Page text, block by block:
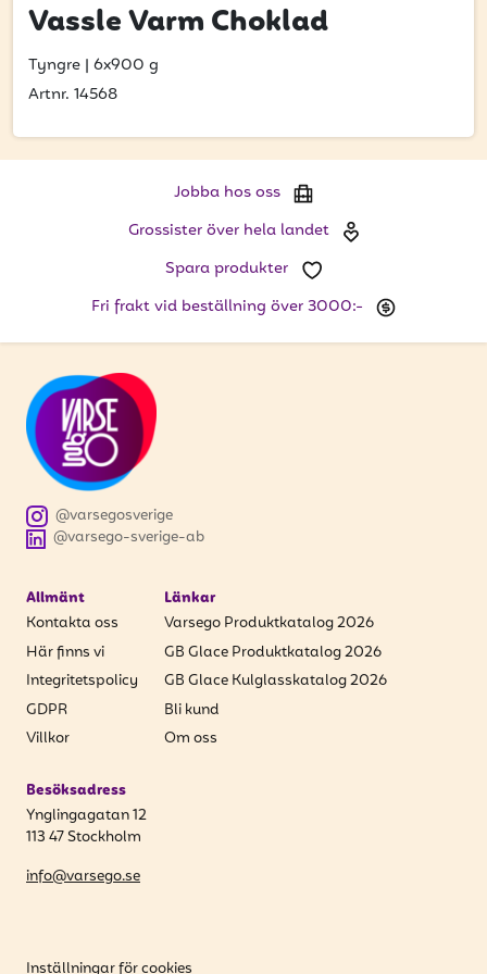
Hitta din grossist
Hållbarhet
Jobba hos oss
Event
Logga in
Vill du få erbjudanden och vara den första
att få uppdateringar kring kampanjer?
Ange din e-postadress nedan för att ta del av våra
nyheter och erbjudanden.
E-postadress
PRENUMERERA
Vassle Varm Choklad
Tyngre | 6x900 g
Artnr. 14568
Jobba hos oss
Grossister över hela landet
Spara produkter
Fri frakt vid beställning över 3000:-
@varsego-sverige-ab
@varsegosverige
Allmänt
Kontakta oss
Här finns vi
Integritetspolicy
GDPR
Villkor
Länkar
Varsego Produktkatalog 2026
GB Glace Produktkatalog 2026
GB Glace Kulglasskatalog 2026
Bli kund
Om oss
Besöksadress
Ynglingagatan 12
113 47 Stockholm
info@varsego.se